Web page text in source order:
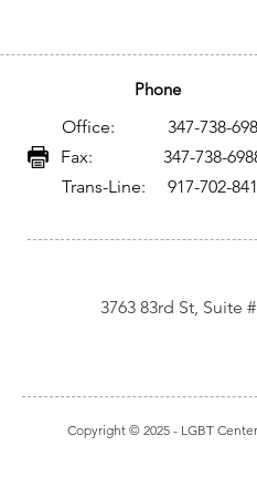
Phone
Office: 347-738-
Fax: 347-738-
Trans-Line: 917-702-
3763 83rd St, Suite
Copyright © 2025- LGBT